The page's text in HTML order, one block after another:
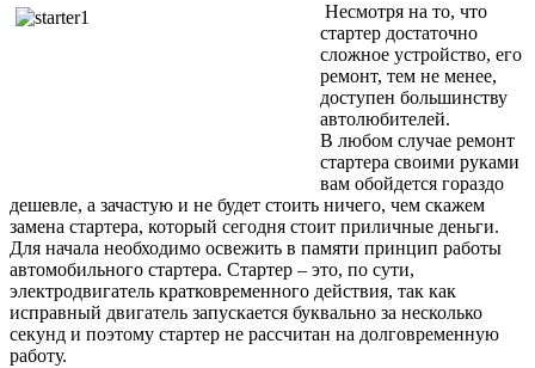
Несмотря на то, что
стартер достаточно
сложное устройство, его
ремонт, тем не менее,
доступен большинству
автолюбителей.
В любом случае ремонт
стартера своими руками
вам обойдется гораздо
дешевле, а зачастую и не будет стоить ничего, чем скажем
замена стартера, который сегодня стоит приличные деньги.
Для начала необходимо освежить в памяти принцип работы
автомобильного стартера. Стартер – это, по сути,
электродвигатель кратковременного действия, так как
исправный двигатель запускается буквально за несколько
секунд и поэтому стартер не рассчитан на долговременную
работу.